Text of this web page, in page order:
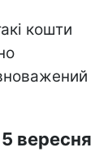
кошти
вересня